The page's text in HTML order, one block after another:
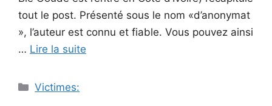
tout le post. Présenté sous le nom «d’anonymat
», l’auteur est connu et fiable. Vous pouvez ainsi
… Lire la suite
Catégories
Victimes: